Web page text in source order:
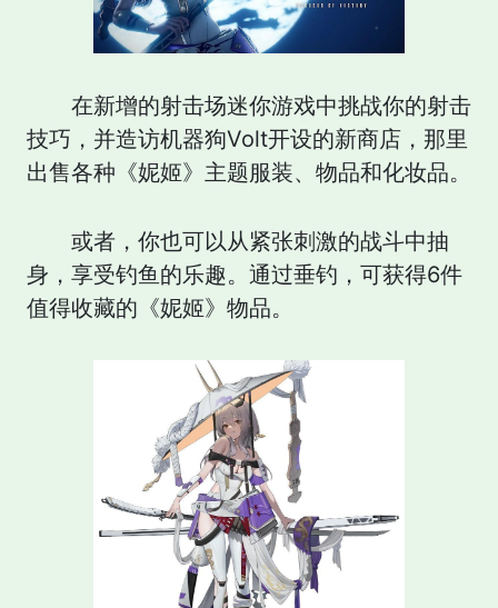
在新增的射击场迷你游戏中挑战你的射击
技巧，并造访机器狗Volt开设的新商店，那里
出售各种《妮姬》主题服装、物品和化妆品。
或者，你也可以从紧张刺激的战斗中抽
身，享受钓鱼的乐趣。通过垂钓，可获得6件
值得收藏的《妮姬》物品。